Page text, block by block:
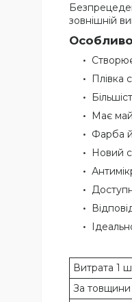
зовнішній
Плівка
Має
Фарба й
Новий
Витрата 1
За товщини